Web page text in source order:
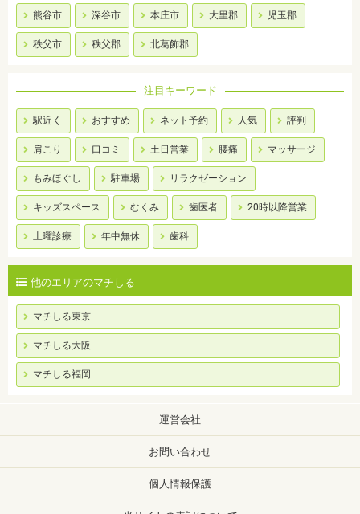
熊谷市 深谷市 本庄市 大里郡 児玉郡
秩父市 秩父郡 北葛飾郡
注目キーワード
駅近く おすすめ ネット予約 人気 評判
肩こり 口コミ 土日営業 腰痛 マッサージ
もみほぐし 駐車場 リラクゼーション
キッズスペース むくみ 歯医者 20時以降営業
土曜診療 年中無休 歯科
他のエリアのマチしる
マチしる東京
マチしる大阪
マチしる福岡
運営会社
お問い合わせ
個人情報保護